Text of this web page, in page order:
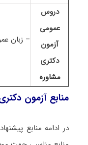
دروس
عمومی
آزمون
دکتری
مشاوره
– زبان
منابع آزمون
در ادامه منابع